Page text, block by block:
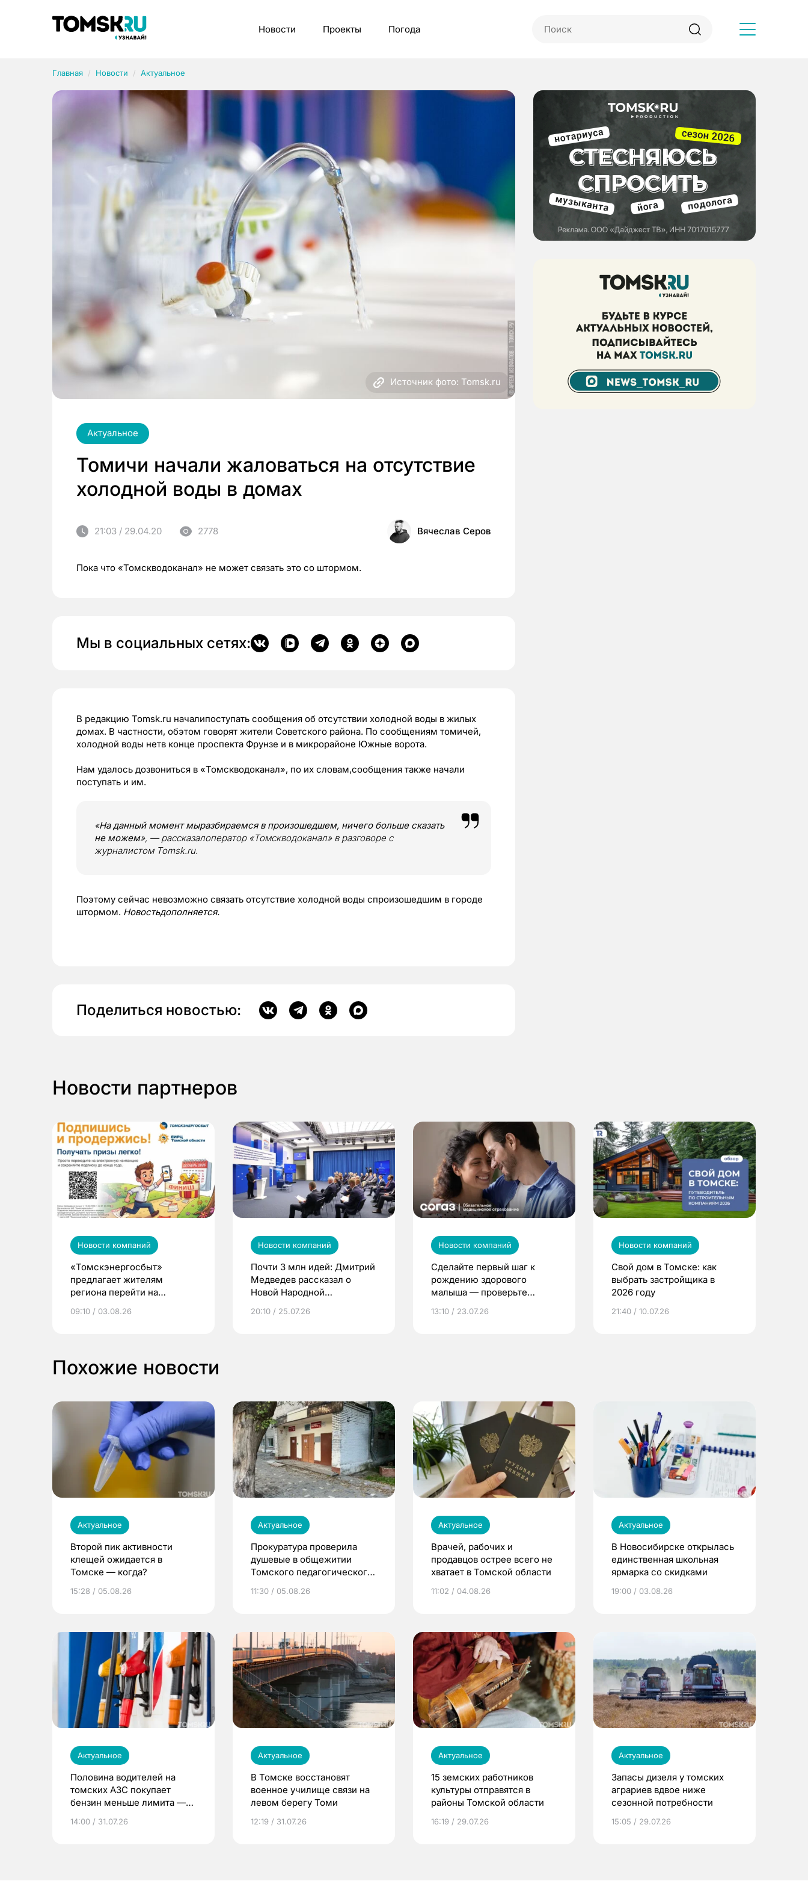
Новости Проекты Погода
Главная Новости Актуальное
Источник фото: Tomsk.ru
Актуальное
Томичи начали жаловаться на отсутствие
холодной воды в домах
21:03 / 29.04.20 2778 Вячеслав Серов
Пока что «Томскводоканал» не может связать это со штормом.
Мы в социальных сетях:
В редакцию Tomsk.ru началипоступать сообщения об отсутствии холодной воды в жилых
домах. В частности, обэтом говорят жители Советского района. По сообщениям томичей,
холодной воды нетв конце проспекта Фрунзе и в микрорайоне Южные ворота.
Нам удалось дозвониться в «Томскводоканал», по их словам,сообщения также начали
поступать и им.
«На данный момент мыразбираемся в произошедшем, ничего больше сказать
не можем», — рассказалоператор «Томскводоканал» в разговоре с
журналистом Tomsk.ru.
Поэтому сейчас невозможно связать отсутствие холодной воды спроизошедшим в городе
штормом. Новостьдополняется.
Поделиться новостью:
Новости партнеров
Новости компаний
«Томскэнергосбыт»
предлагает жителям
региона перейти на
выиграть призы
09:10 / 03.08.26
Новости компаний
Почти 3 млн идей: Дмитрий
Медведев рассказал о
Новой Народной
20:10 / 25.07.26
Новости компаний
Сделайте первый шаг к
рождению здорового
малыша — проверьте
по ОМС!
13:10 / 23.07.26
Новости компаний
Свой дом в Томске: как
выбрать застройщика в
2026 году
21:40 / 10.07.26
Похожие новости
Актуальное
Второй пик активности
клещей ожидается в
Томске — когда?
15:28 / 05.08.26
Актуальное
Прокуратура проверила
душевые в общежитии
Томского педагогического
11:30 / 05.08.26
Актуальное
Врачей, рабочих и
продавцов острее всего не
хватает в Томской области
11:02 / 04.08.26
Актуальное
В Новосибирске открылась
единственная школьная
ярмарка со скидками
19:00 / 03.08.26
Актуальное
Половина водителей на
томских АЗС покупает
бензин меньше лимита —
14:00 / 31.07.26
Актуальное
В Томске восстановят
военное училище связи на
левом берегу Томи
12:19 / 31.07.26
Актуальное
15 земских работников
культуры отправятся в
районы Томской области
16:19 / 29.07.26
Актуальное
Запасы дизеля у томских
аграриев вдвое ниже
сезонной потребности
15:05 / 29.07.26
Рубрики